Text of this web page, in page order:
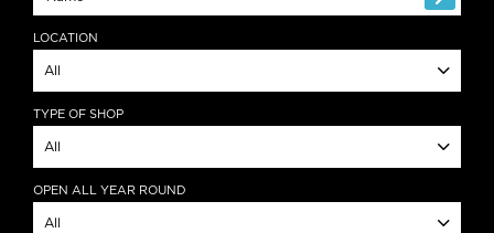
LOCATION
All
La Guérinière
Noirmoutier-en-l'île
TYPE OF SHOP
All
Communication Agencies
OPEN ALL YEAR ROUND
All